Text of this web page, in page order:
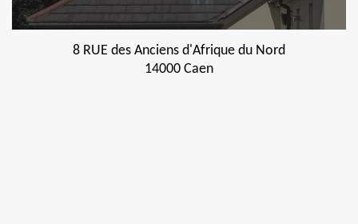
8 RUE des Anciens d'Afrique du Nord
14000 Caen